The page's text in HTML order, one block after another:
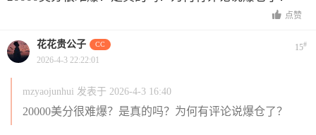
点赞
花花贵公子 CC 15#
2026-4-3 22:22:01
mzyaojunhui 发表于 2026-4-3 16:40
20000美分很难爆？是真的吗？为何有评论说爆仓了？